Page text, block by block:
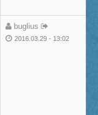
buglius
2016.03.29 - 13:02